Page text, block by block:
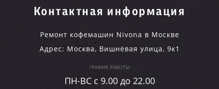
Контактная информация
Ремонт кофемашин Nivona в Москве
Адрес: Москва, Вишнёвая улица, 9к1
ГРАФИК РАБОТЫ
ПН-ВC c 9.00 до 22.00